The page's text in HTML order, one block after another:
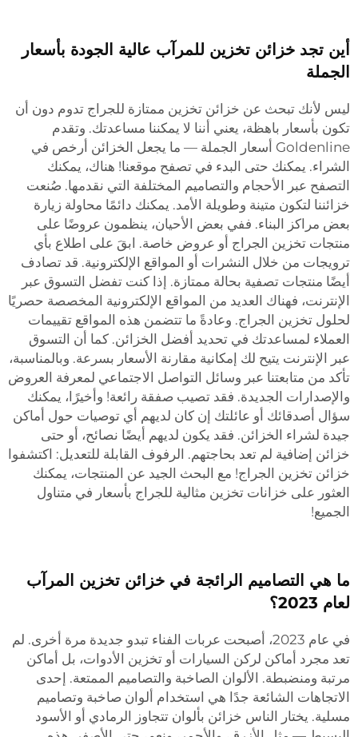
أين تجد خزائن تخزين للمرآب عالية الجودة بأسعار
الجملة
ليس لأنك تبحث عن خزائن تخزين ممتازة للجراج تدوم دون أن
تكون بأسعار باهظة، يعني أننا لا يمكننا مساعدتك. وتقدم
Goldenline أسعار الجملة — ما يجعل الخزائن أرخص في
الشراء. يمكنك حتى البدء في تصفح موقعنا! هناك، يمكنك
التصفح عبر الأحجام والتصاميم المختلفة التي نقدمها. صُنعت
خزائننا لتكون متينة وطويلة الأمد. يمكنك دائمًا محاولة زيارة
بعض مراكز البناء. ففي بعض الأحيان، ينظمون عروضًا على
منتجات تخزين الجراج أو عروض خاصة. ابقَ على اطلاع بأي
ترويجات من خلال النشرات أو المواقع الإلكترونية. قد تصادف
أيضًا منتجات تصفية بحالة ممتازة. إذا كنت تفضل التسوق عبر
الإنترنت، فهناك العديد من المواقع الإلكترونية المخصصة حصريًا
لحلول تخزين الجراج. وعادةً ما تتضمن هذه المواقع تقييمات
العملاء لمساعدتك في تحديد أفضل الخزائن. كما أن التسوق
عبر الإنترنت يتيح لك إمكانية مقارنة الأسعار بسرعة. وبالمناسبة،
تأكد من متابعتنا عبر وسائل التواصل الاجتماعي لمعرفة العروض
والإصدارات الجديدة. فقد تصيب صفقة رائعة! وأخيرًا، يمكنك
سؤال أصدقائك أو عائلتك إن كان لديهم أي توصيات حول أماكن
جيدة لشراء الخزائن. فقد يكون لديهم أيضًا نصائح، أو حتى
خزائن إضافية لم تعد بحاجتهم. الرفوف القابلة للتعديل: اكتشفوا
خزائن تخزين الجراج! مع البحث الجيد عن المنتجات، يمكنك
العثور على خزانات تخزين مثالية للجراج بأسعار في متناول
الجميع!
ما هي التصاميم الرائجة في خزائن تخزين المرآب
لعام 2023؟
في عام 2023، أصبحت عربات الفناء تبدو جديدة مرة أخرى. لم
تعد مجرد أماكن لركن السيارات أو تخزين الأدوات، بل أماكن
مرتبة ومنضبطة. الألوان الصاخبة والتصاميم الممتعة. إحدى
الاتجاهات الشائعة جدًا هي استخدام ألوان صاخبة وتصاميم
مسلية. يختار الناس خزائن بألوان تتجاوز الرمادي أو الأسود